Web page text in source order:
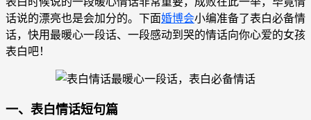
话说的漂亮也是会加分的。下面婚博会小编准备了表白必备情
话，快用最暖心一段话、一段感动到哭的情话向你心爱的女孩
表白吧！
一、表白情话短句篇